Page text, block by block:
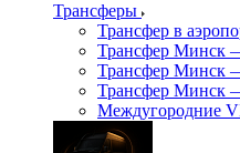
Трансферы
Трансфер в
Трансфер Минск
Трансфер Минск
Трансфер Минск
Междугородние